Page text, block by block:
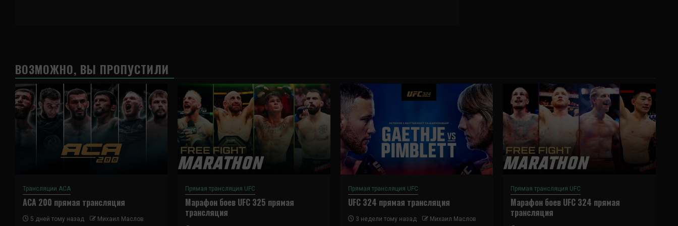
ВОЗМОЖНО, ВЫ ПРОПУСТИЛИ
Трансляции ACA
ACA 200 прямая трансляция
5 дней тому назад Михаил Маслов
Прямая трансляция UFC
Марафон боев UFC 325 прямая
трансляция
Прямая трансляция UFC
UFC 324 прямая трансляция
3 недели тому назад Михаил Маслов
Прямая трансляция UFC
Марафон боев UFC 324 прямая
трансляция